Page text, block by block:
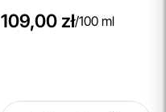
109,00 zł/100 ml